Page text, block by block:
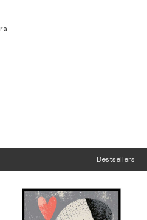
Bestsellers